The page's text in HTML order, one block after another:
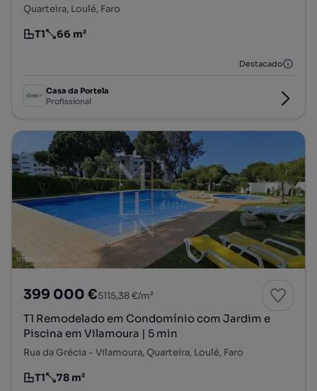
Quarteira, Loulé, Faro
Tipologia
T1
Preço por metro quadrado
66 m²
Destacado
Casa da Portela
Profissional
399 000 €5115,38 €/m²
T1 Remodelado em Condomínio com Jardim e
Piscina em Vilamoura | 5 min
Rua da Grécia - Vilamoura, Quarteira, Loulé, Faro
Tipologia
T1
Preço por metro quadrado
78 m²